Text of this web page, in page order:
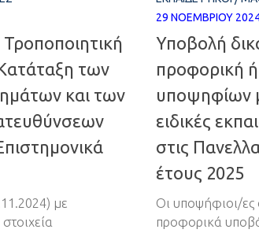
των
και των
με
29 ΝΟΕΜΒΡΊΟΥ
Υποβολή
προφορική
υποψηφίων
ειδικές
στις
έτους 2025
Οι υποψήφιοι/ες
προφορικά